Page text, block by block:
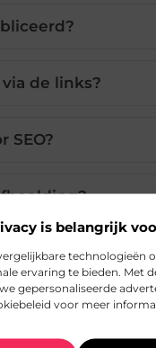
is belangrijk
technologieën
ervaring te bieden. Met
gepersonaliseerde
voor meer
de links?
SEO?
LinkedIn